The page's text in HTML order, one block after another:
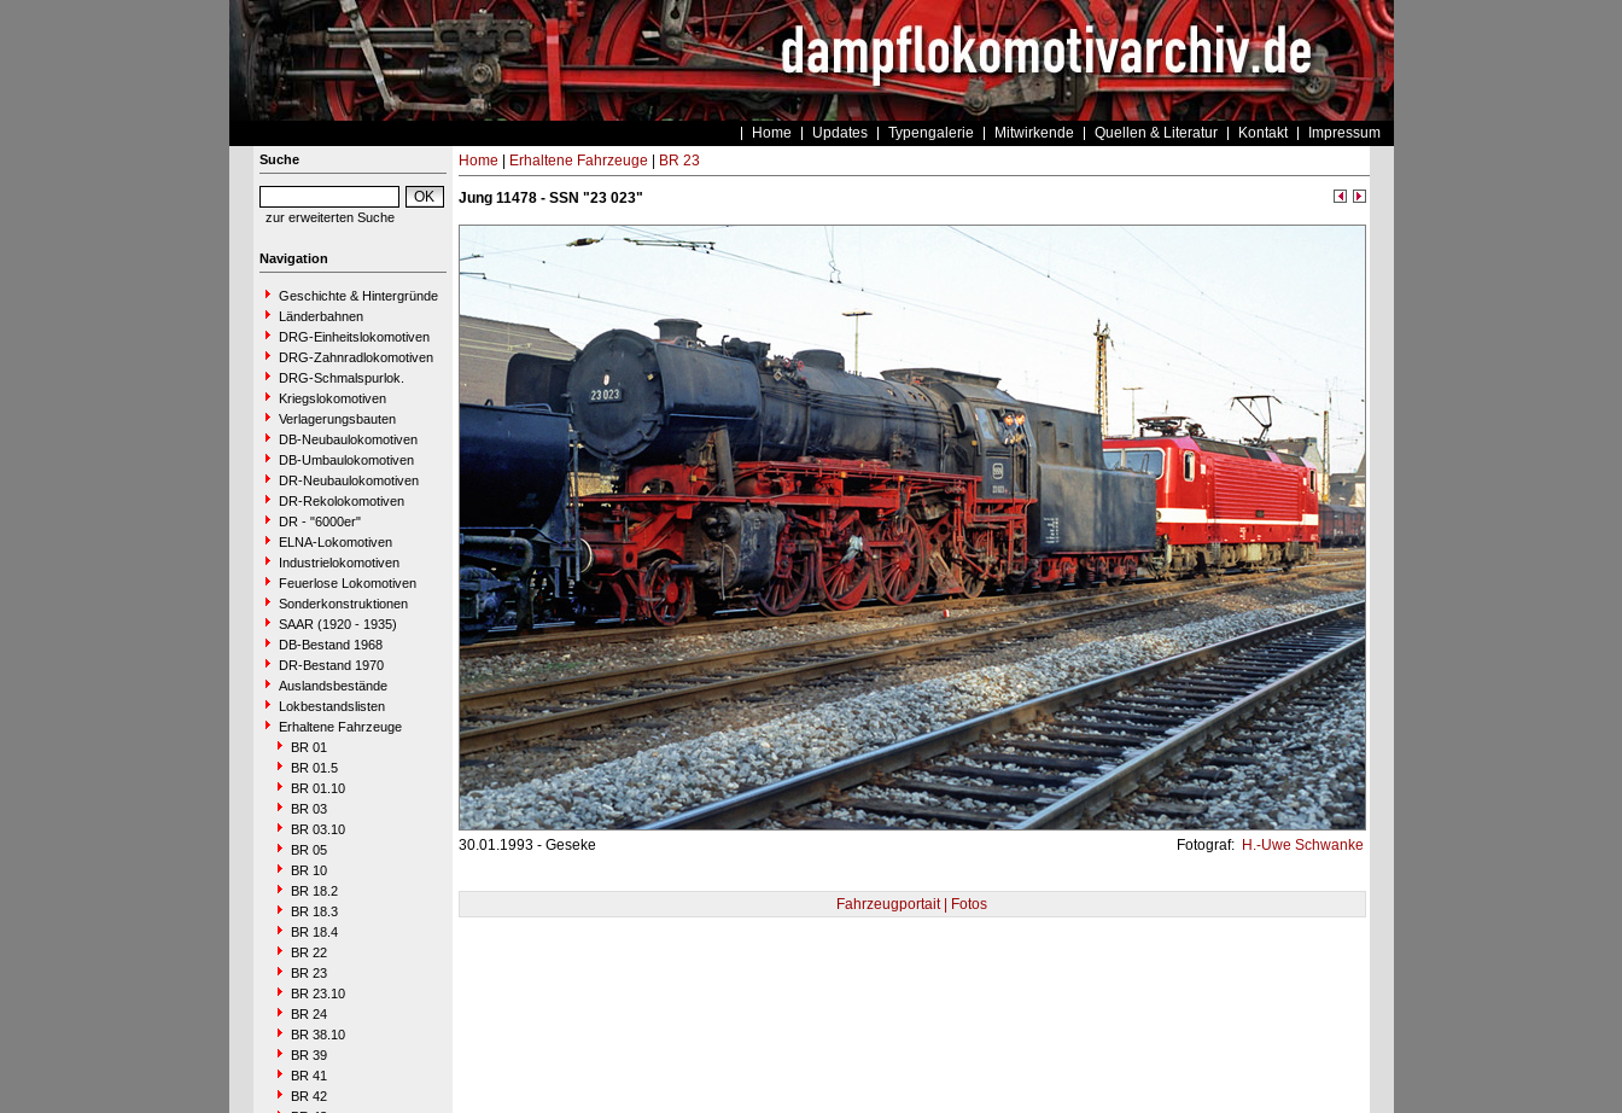
Home Updates Typengalerie Mitwirkende Quellen & Literatur Kontakt Impressum
Suche
zur erweiterten Suche
Navigation
Geschichte & Hintergründe
Länderbahnen
DRG-Einheitslokomotiven
DRG-Zahnradlokomotiven
DRG-Schmalspurlok.
Kriegslokomotiven
Verlagerungsbauten
DB-Neubaulokomotiven
DB-Umbaulokomotiven
DR-Neubaulokomotiven
DR-Rekolokomotiven
DR - "6000er"
ELNA-Lokomotiven
Industrielokomotiven
Feuerlose Lokomotiven
Sonderkonstruktionen
SAAR (1920 - 1935)
DB-Bestand 1968
DR-Bestand 1970
Auslandsbestände
Lokbestandslisten
Erhaltene Fahrzeuge
BR 01
BR 01.5
BR 01.10
BR 03
BR 03.10
BR 05
BR 10
BR 18.2
BR 18.3
BR 18.4
BR 22
BR 23
BR 23.10
BR 24
BR 38.10
BR 39
BR 41
BR 42
Home Erhaltene Fahrzeuge BR 23
Jung 11478 - SSN "23 023"
30.01.1993 - Geseke Fotograf: H.-Uwe Schwanke
Fahrzeugportait | Fotos